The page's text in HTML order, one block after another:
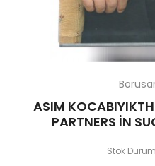
ASIM
PARTNERS İN
Stok